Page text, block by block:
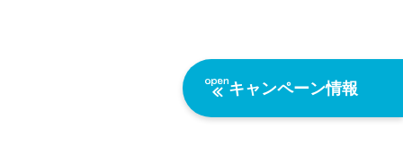
キャンペーン情報